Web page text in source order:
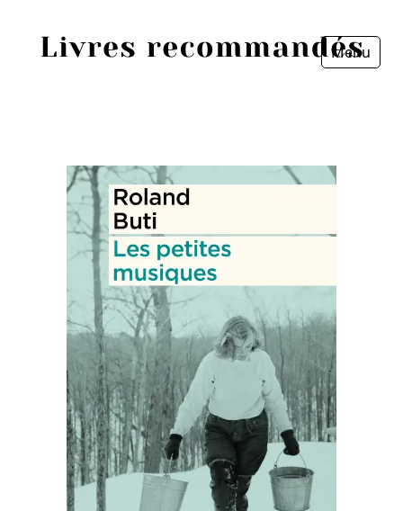
Menu
Sources
Personnes
Livres
Livres les plus recommandés
Prix littéraires
Fermer